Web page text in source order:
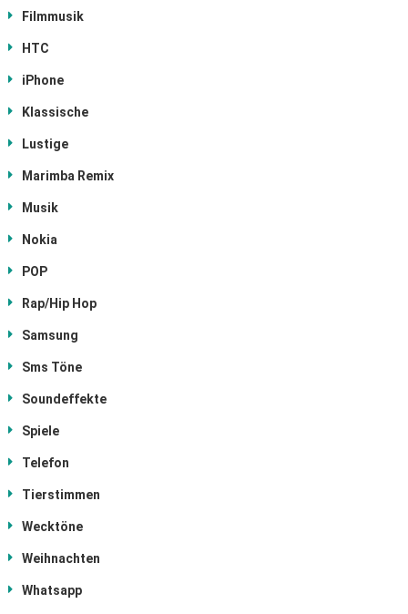
Filmmusik
HTC
iPhone
Klassische
Lustige
Marimba Remix
Musik
Nokia
POP
Rap/Hip Hop
Samsung
Sms Töne
Soundeffekte
Spiele
Telefon
Tierstimmen
Wecktöne
Weihnachten
Whatsapp